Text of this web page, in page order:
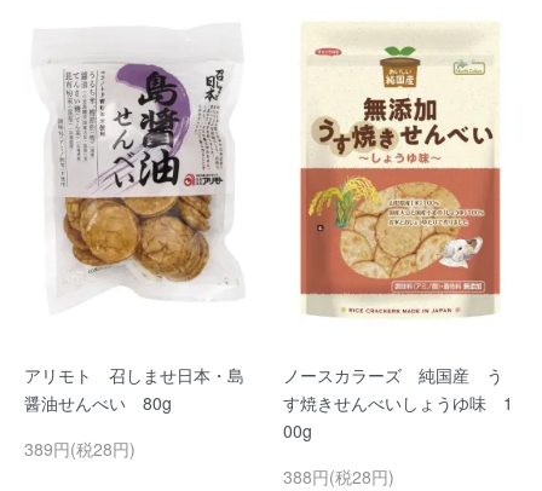
アリモト 召しませ日本・島
醤油せんべい 80g
389円(税28円)
ノースカラーズ 純国産 う
す焼きせんべいしょうゆ味 1
00g
388円(税28円)